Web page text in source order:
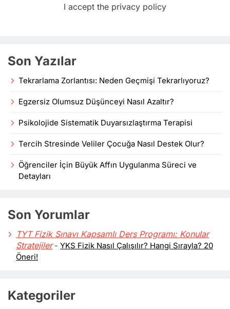
I accept the privacy policy
Son Yazılar
Tekrarlama Zorlantısı: Neden Geçmişi Tekrarlıyoruz?
Egzersiz Olumsuz Düşünceyi Nasıl Azaltır?
Psikolojide Sistematik Duyarsızlaştırma Terapisi
Tercih Stresinde Veliler Çocuğa Nasıl Destek Olur?
Öğrenciler İçin Büyük Affın Uygulanma Süreci ve
Detayları
Son Yorumlar
TYT Fizik Sınavı Kapsamlı Ders Programı: Konular
Stratejiler- YKS Fizik Nasıl Çalışılır? Hangi Sırayla? 20
Öneri!
Kategoriler